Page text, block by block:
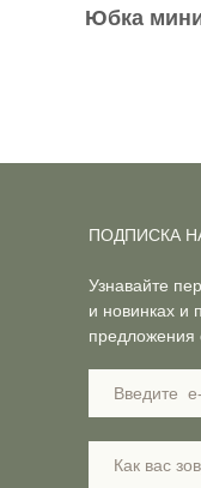
Юбка мини
Узнавайте
и новинках и
предложения
ПОДПИСКА